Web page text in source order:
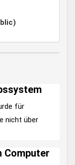
für
nicht über
Computer